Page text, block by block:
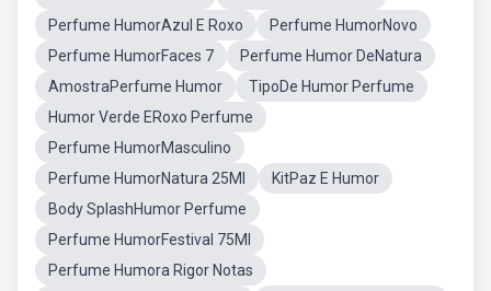
Perfume HumorAzul E Roxo
Perfume HumorNovo
Perfume HumorFaces 7
Perfume Humor DeNatura
AmostraPerfume Humor
TipoDe Humor Perfume
Humor Verde ERoxo Perfume
Perfume HumorMasculino
Perfume HumorNatura 25Ml
KitPaz E Humor
Body SplashHumor Perfume
Perfume HumorFestival 75Ml
Perfume Humora Rigor Notas